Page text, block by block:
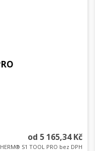
od 5 165,34 Kč
S1 TOOL PRO bez DPH